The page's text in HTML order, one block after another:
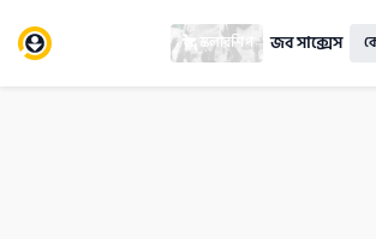
স্কলারশিপ জব সাক্সেস